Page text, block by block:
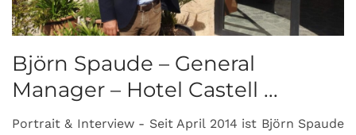
Björn Spaude – General
Manager – Hotel Castell ...
Portrait & Interview - Seit April 2014 ist Björn Spaude